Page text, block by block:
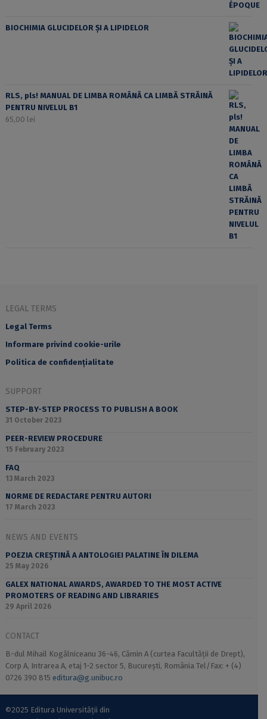
BIOCHIMIA GLUCIDELOR ȘI A LIPIDELOR
RLS, pls! MANUAL DE LIMBA ROMÂNĂ CA LIMBĂ STRĂINĂ
PENTRU NIVELUL B1
65,00 lei
LEGAL TERMS
Legal Terms
Informare privind cookie-urile
Politica de confidențialitate
SUPPORT
STEP-BY-STEP PROCESS TO PUBLISH A BOOK
31 October 2023
PEER-REVIEW PROCEDURE
15 February 2023
FAQ
13 March 2023
NORME DE REDACTARE PENTRU AUTORI
17 March 2023
NEWS AND EVENTS
POEZIA CREȘTINĂ A ANTOLOGIEI PALATINE ÎN DILEMA
25 May 2026
GALEX NATIONAL AWARDS, AWARDED TO THE MOST ACTIVE
PROMOTERS OF READING AND LIBRARIES
29 April 2026
CONTACT
B-dul Mihail Kogălniceanu 36-46, Cămin A (curtea Facultății de Drept),
Corp A, Intrarea A, etaj 1-2 sector 5, București, România Tel/Fax: + (4)
0726 390 815 editura@g.unibuc.ro
©2025 Editura Universității din